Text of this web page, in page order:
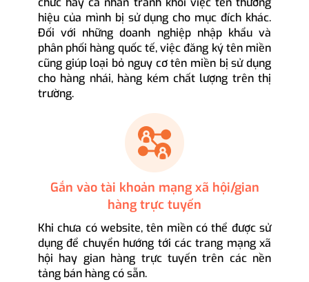
hiệu của mình bị sử dụng cho mục đích khác.
Đối với những doanh nghiệp nhập khẩu và
phân phối hàng quốc tế, việc đăng ký tên miền
cũng giúp loại bỏ nguy cơ tên miền bị sử dụng
cho hàng nhái, hàng kém chất lượng trên thị
trường.
Gắn vào tài khoản mạng xã hội/gian
hàng trực tuyến
Khi chưa có website, tên miền có thể được sử
dụng để chuyển hướng tới các trang mạng xã
hội hay gian hàng trực tuyến trên các nền
tảng bán hàng có sẵn.